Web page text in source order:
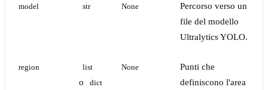
model str None
Percorso verso un
file del modello
Ultralytics YOLO.
region list
o dict
None
Punti che
definiscono l'area